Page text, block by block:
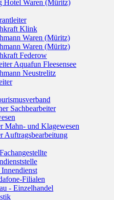
Hotel Waren (Müritz)
Klink
Waren (Müritz)
Waren (Müritz)
Federow
Aquafun Fleesensee
Neustrelitz
Sachbearbeiter
Mahn- und Klagewesen
Auftragsbearbeitung
Filialen
- Einzelhandel